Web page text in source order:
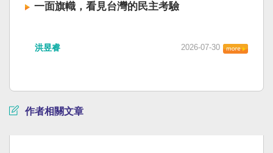
一面旗幟，看見台灣的民主考驗
洪昱睿 2026-07-30
作者相關文章